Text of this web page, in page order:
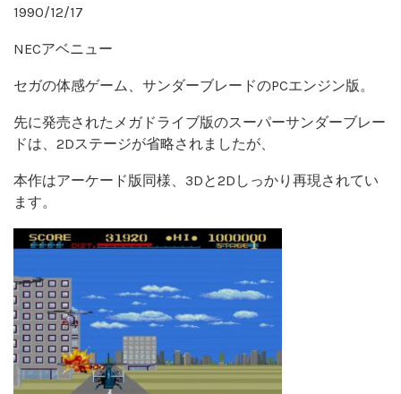
1990/12/17
NECアベニュー
セガの体感ゲーム、サンダーブレードのPCエンジン版。
先に発売されたメガドライブ版のスーパーサンダーブレー
ドは、2Dステージが省略されましたが、
本作はアーケード版同様、3Dと2Dしっかり再現されてい
ます。